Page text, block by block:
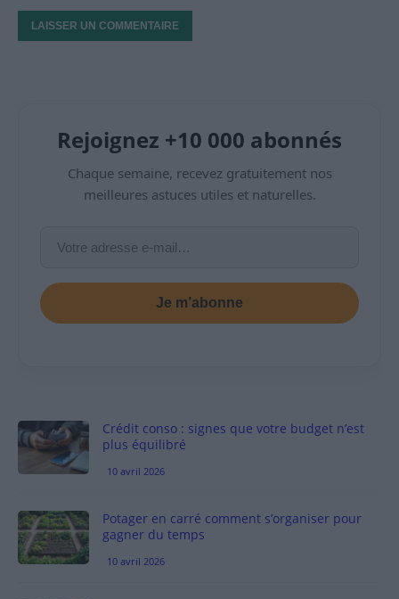
Rejoignez +10 000 abonnés
Chaque semaine, recevez gratuitement nos
meilleures astuces utiles et naturelles.
Je m’abonne
Crédit conso : signes que votre budget n’est
plus équilibré
10 avril 2026
Potager en carré comment s’organiser pour
gagner du temps
10 avril 2026